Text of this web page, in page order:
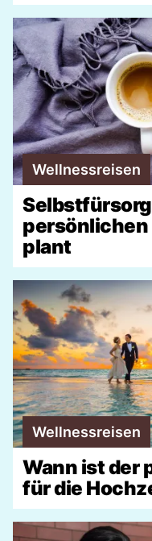
Wellnessreisen
plant
Wellnessreisen
Wann ist der
für die